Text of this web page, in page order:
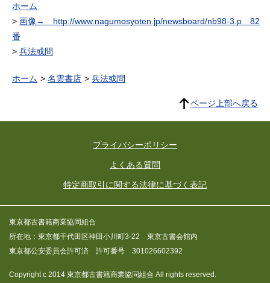
ホーム
画像→ http://www.nagumosyoten.jp/newsboard/nb98-3.p 82
番
兵法或問
ホーム 名雲書店 兵法或問
ページ上部へ戻る
プライバシーポリシー
よくある質問
特定商取引に関する法律に基づく表記
東京都古書籍商業協同組合
所在地：東京都千代田区神田小川町3-22 東京古書会館内
東京都公安委員会許可済 許可番号 301026602392
Copyright c 2014 東京都古書籍商業協同組合 All rights reserved.